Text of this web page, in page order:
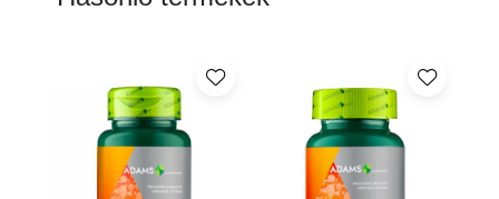
Vérszegénység